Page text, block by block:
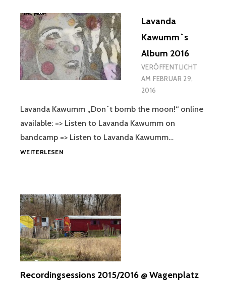
Lavanda
Kawumm`s
Album 2016
VERÖFFENTLICHT
AMFEBRUAR 29,
2016
Lavanda Kawumm „Don´t bomb the moon!“ online
available: => Listen to Lavanda Kawumm on
bandcamp => Listen to Lavanda Kawumm…
WEITERLESENLAVANDA
Recordingsessions 2015/2016 @ Wagenplatz